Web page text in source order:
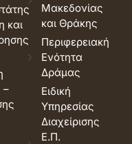
και
–
Μακεδονίας
και Θράκης
Περιφερειακή
Ενότητα
Δράμας
Ειδική
Υπηρεσίας
Διαχείρισης
Ε.Π.